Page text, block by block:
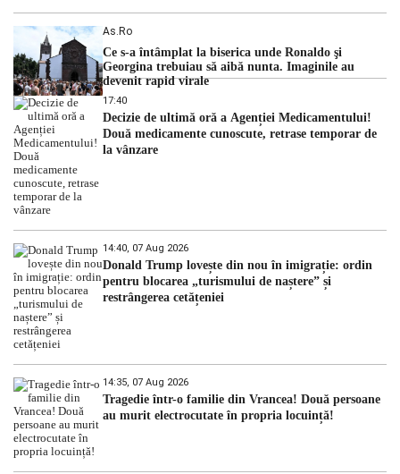
As.ro
Ce s-a întâmplat la biserica unde Ronaldo şi
Georgina trebuiau să aibă nunta. Imaginile au
devenit rapid virale
17:40
Decizie de ultimă oră a Agenției Medicamentului!
Două medicamente cunoscute, retrase temporar de
la vânzare
14:40, 07 Aug 2026
Donald Trump lovește din nou în imigrație: ordin
pentru blocarea „turismului de naștere” și
restrângerea cetățeniei
14:35, 07 Aug 2026
Tragedie într-o familie din Vrancea! Două persoane
au murit electrocutate în propria locuință!